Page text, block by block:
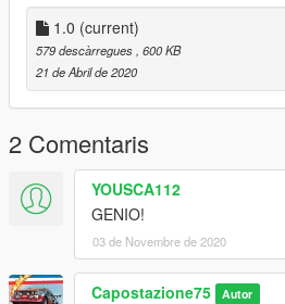
1.0 (current)
579 descàrregues , 600 KB
21 de Abril de 2020
2 Comentaris
YOUSCA112
GENIO!
03 de Novembre de 2020
Capostazione75 Autor